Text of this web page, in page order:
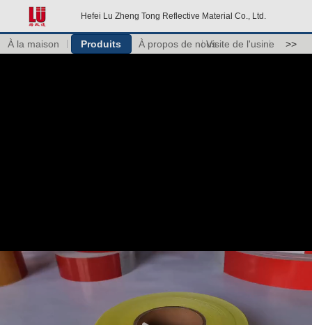
Hefei Lu Zheng Tong Reflective Material Co., Ltd.
À la maison Produits À propos de nousVisite de l'usine >>